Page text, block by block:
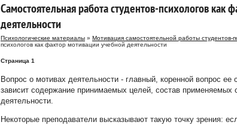
Самостоятельная работа студентов-психологов как
деятельности
Психологические материалы » Мотивация самостоятельной работы студентов-
психологов как фактор мотивации учебной деятельности
Страница 1
Вопрос о мотивах деятельности - главный, коренной вопрос ее
зависит содержание принимаемых целей, состав
деятельности.
Некоторые преподаватели высказывают такую точку зрения: